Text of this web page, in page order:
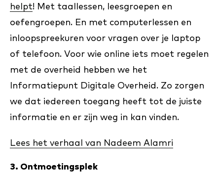
helpt! Met taallessen, leesgroepen en
oefengroepen. En met computerlessen en
inloopspreekuren voor vragen over je laptop
of telefoon. Voor wie online iets moet regelen
met de overheid hebben we het
Informatiepunt Digitale Overheid. Zo zorgen
we dat iedereen toegang heeft tot de juiste
informatie en er zijn weg in kan vinden.
Lees het verhaal van Nadeem Alamri
3. Ontmoetingsplek